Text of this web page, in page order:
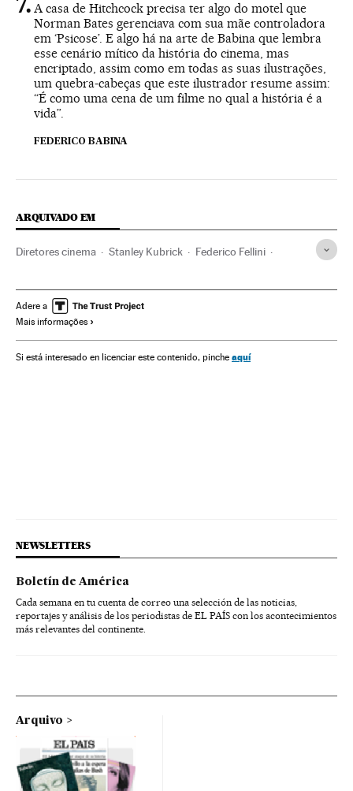
A casa de Hitchcock precisa ter algo do motel que
Norman Bates gerenciava com sua mãe controladora
em ‘Psicose’. E algo há na arte de Babina que lembra
esse cenário mítico da história do cinema, mas
encriptado, assim como em todas as suas ilustrações,
um quebra-cabeças que este ilustrador resume assim:
“É como uma cena de um filme no qual a história é a
vida”.
FEDERICO BABINA
ARQUIVADO EM
Diretores cinema Stanley Kubrick Federico Fellini
Adere a
Mais informações
Si está interesado en licenciar este contenido, pinche aquí
NEWSLETTERS
Boletín de América
Cada semana en tu cuenta de correo una selección de las noticias,
reportajes y análisis de los periodistas de EL PAÍS con los acontecimientos
más relevantes del continente.
Arquivo